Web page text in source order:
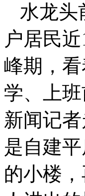
水龙头
户居民
峰期，
学、上
新闻记
是自建
的小楼